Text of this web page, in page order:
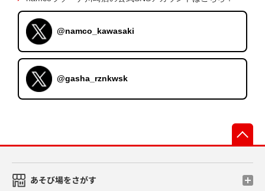
@namco_kawasaki
@gasha_rznkwsk
あそび場をさがす